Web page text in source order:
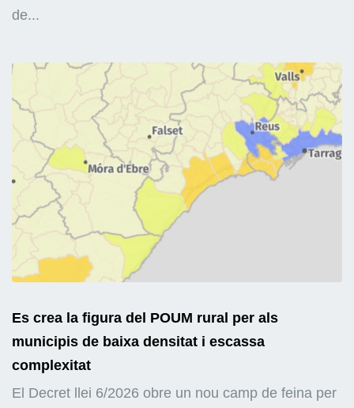
de...
Es crea la figura del POUM rural per als
municipis de baixa densitat i escassa
complexitat
El Decret llei 6/2026 obre un nou camp de feina per